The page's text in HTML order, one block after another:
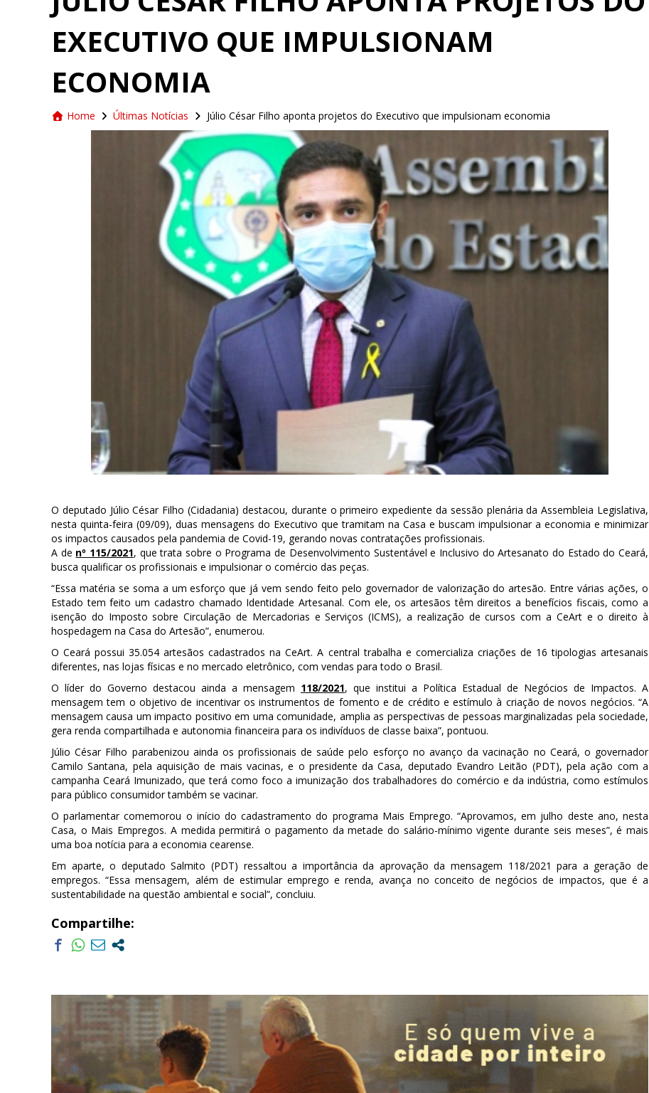
EXECUTIVO QUE IMPULSIONAM
ECONOMIA
Home Últimas Notícias Júlio César Filho aponta projetos do Executivo que impulsionam economia
O deputado Júlio César Filho (Cidadania) destacou, durante o primeiro expediente da sessão plenária da Assembleia Legislativa,
nesta quinta-feira (09/09), duas mensagens do Executivo que tramitam na Casa e buscam impulsionar a economia e minimizar
os impactos causados pela pandemia de Covid-19, gerando novas contratações profissionais.
A de nº 115/2021, que trata sobre o Programa de Desenvolvimento Sustentável e Inclusivo do Artesanato do Estado do Ceará,
busca qualificar os profissionais e impulsionar o comércio das peças.
“Essa matéria se soma a um esforço que já vem sendo feito pelo governador de valorização do artesão. Entre várias ações, o
Estado tem feito um cadastro chamado Identidade Artesanal. Com ele, os artesãos têm direitos a benefícios fiscais, como a
isenção do Imposto sobre Circulação de Mercadorias e Serviços (ICMS), a realização de cursos com a CeArt e o direito à
hospedagem na Casa do Artesão”, enumerou.
O Ceará possui 35.054 artesãos cadastrados na CeArt. A central trabalha e comercializa criações de 16 tipologias artesanais
diferentes, nas lojas físicas e no mercado eletrônico, com vendas para todo o Brasil.
O líder do Governo destacou ainda a mensagem 118/2021, que institui a Política Estadual de Negócios de Impactos. A
mensagem tem o objetivo de incentivar os instrumentos de fomento e de crédito e estímulo à criação de novos negócios. “A
mensagem causa um impacto positivo em uma comunidade, amplia as perspectivas de pessoas marginalizadas pela sociedade,
gera renda compartilhada e autonomia financeira para os indivíduos de classe baixa”, pontuou.
Júlio César Filho parabenizou ainda os profissionais de saúde pelo esforço no avanço da vacinação no Ceará, o governador
Camilo Santana, pela aquisição de mais vacinas, e o presidente da Casa, deputado Evandro Leitão (PDT), pela ação com a
campanha Ceará Imunizado, que terá como foco a imunização dos trabalhadores do comércio e da indústria, como estímulos
para público consumidor também se vacinar.
O parlamentar comemorou o início do cadastramento do programa Mais Emprego. “Aprovamos, em julho deste ano, nesta
Casa, o Mais Empregos. A medida permitirá o pagamento da metade do salário-mínimo vigente durante seis meses”, é mais
uma boa notícia para a economia cearense.
Em aparte, o deputado Salmito (PDT) ressaltou a importância da aprovação da mensagem 118/2021 para a geração de
empregos. “Essa mensagem, além de estimular emprego e renda, avança no conceito de negócios de impactos, que é a
sustentabilidade na questão ambiental e social”, concluiu.
Compartilhe: